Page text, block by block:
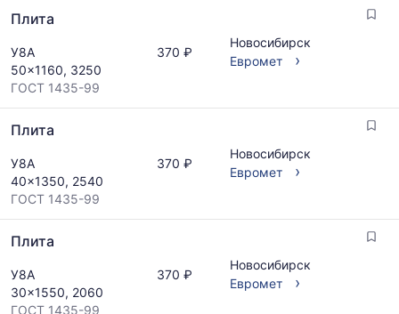
цена
по
данным
прайс-
за
месяц.
Статистика
рассчитывается
по
актуальным
и
обновляется
цен
металлопрокат
указанием
ГОСТ,
размеров
поставщиков
по
запросу
Плита
У8А
50x1160, 3250
ГОСТ 1435-99
370 ₽
Новосибирск
Евромет
›
Плита
У8А
40x1350, 2540
ГОСТ 1435-99
370 ₽
Новосибирск
Евромет
›
Плита
У8А
30x1550, 2060
ГОСТ 1435-99
370 ₽
Новосибирск
Евромет
›